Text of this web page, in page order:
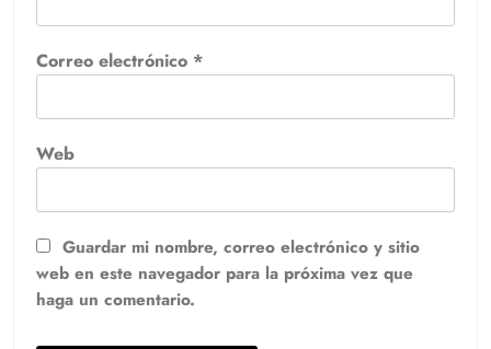
Correo electrónico *
Web
Guardar mi nombre, correo electrónico y sitio
web en este navegador para la próxima vez que
haga un comentario.